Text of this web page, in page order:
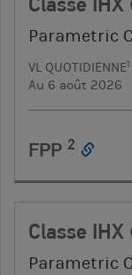
Parametric
VL QUOTIDIENNE1
Au 6 août 2026
FPP 2
Classe IHX
Parametric